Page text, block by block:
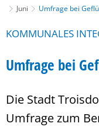
Juni
Umfrage bei
KOMMUNALES
Umfrage bei
Die Stadt
Umfrage zum